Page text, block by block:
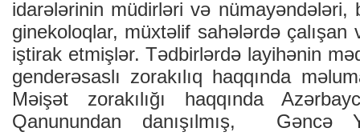
idarələrinin müdirləri və nümayəndələri,
ginekoloqlar, müxtəlif sahələrdə çalışan
iştirak etmişlər. Tədbirlərdə layihənin
genderəsaslı zorakılıq haqqında
Məişət zorakılığı haqqında
Qanunundan danışılmış, Gəncə